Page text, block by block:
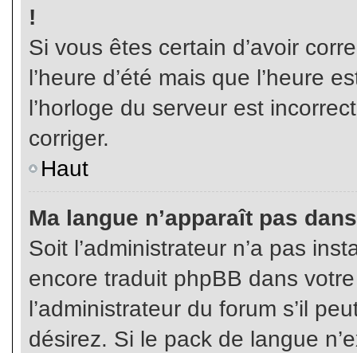
!
Si vous êtes certain d’avoir
l’heure d’été mais que l’heure
l’horloge du serveur est
corriger.
Haut
Ma langue n’apparaît pas
Soit l’administrateur n’a pas
encore traduit phpBB dans
l’administrateur du forum s’il
désirez. Si le pack de langue